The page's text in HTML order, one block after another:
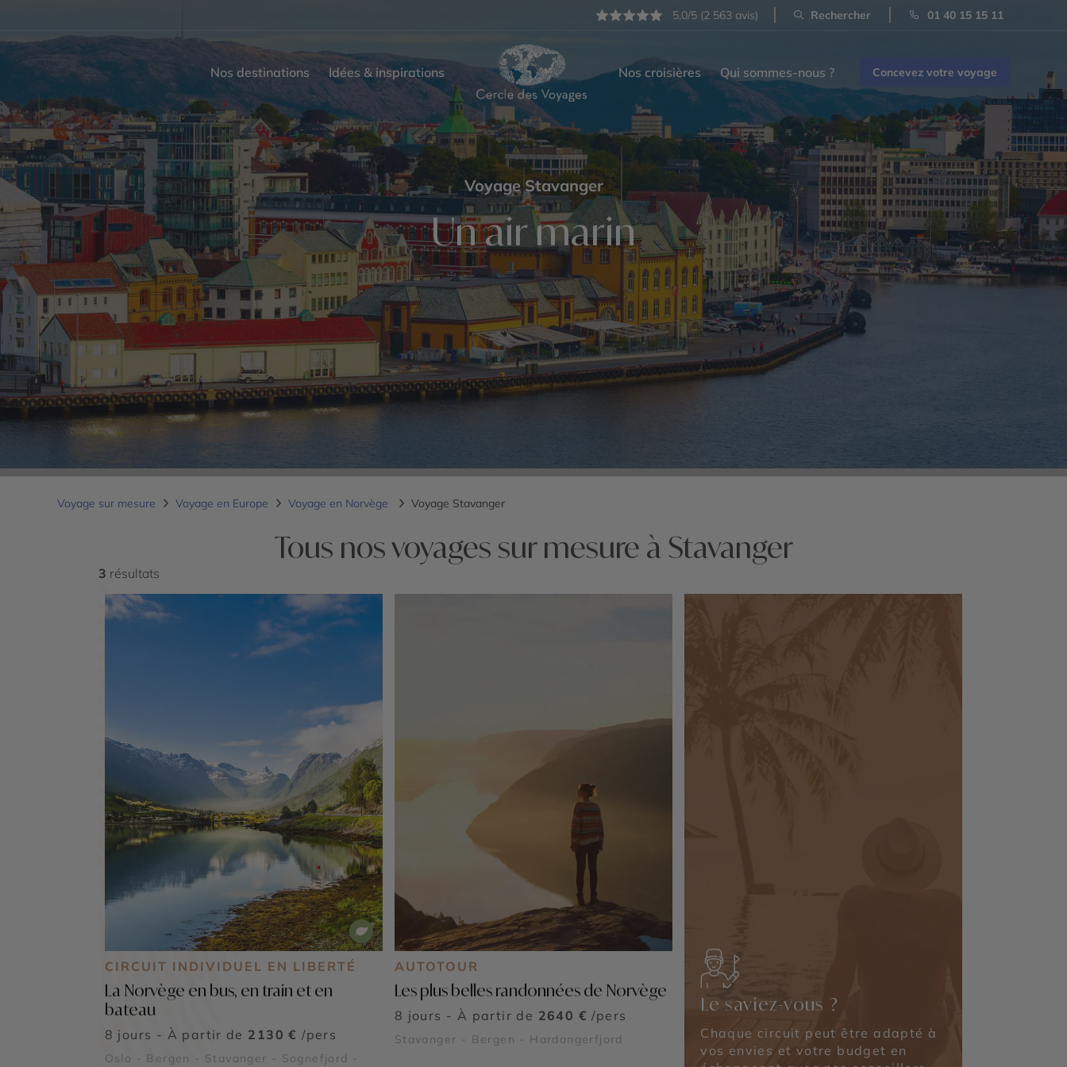
5,0/5 (2 563 avis) Rechercher 01 40 15 15 11
Nos destinations Idées & inspirations Nos croisières Qui sommes-nous ? Concevez votre voyage
Voyage Stavanger
Un air marin
Voyage sur mesure Voyage en Europe Voyage en Norvège Voyage Stavanger
Tous nos voyages sur mesure à Stavanger
3 résultats
CIRCUIT INDIVIDUEL EN LIBERTÉ
La Norvège en bus, en train et en
bateau
8 jours - À partir de 2130 € /pers
Oslo - Bergen - Stavanger - Sognefjord -
AUTOTOUR
Les plus belles randonnées de Norvège
8 jours - À partir de 2640 € /pers
Stavanger - Bergen - Hardangerfjord
Le saviez-vous ?
Chaque circuit peut être adapté à
vos envies et votre budget en